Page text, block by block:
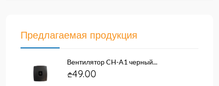
Предлагаемая продукция
Вентилятор CH-A1 черный...
49.00